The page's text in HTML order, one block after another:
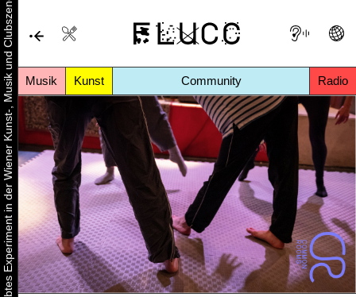
Musik Kunst Community Radio